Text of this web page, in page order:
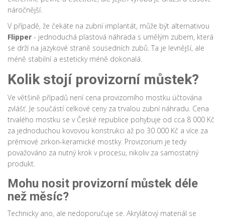
náročnější.
V případě, že čekáte na zubní implantát, může být alternativou
Flipper - jednoduchá plastová náhrada s umělým zubem, která
se drží na jazykové straně sousedních zubů. Ta je levnější, ale
méně stabilní a esteticky méně dokonalá.
Kolik stojí provizorní můstek?
Ve většině případů není cena provizorního mostku účtována
zvlášť. Je součástí celkové ceny za trvalou zubní náhradu. Cena
trvalého mostku se v České republice pohybuje od cca 8 000 Kč
za jednoduchou kovovou konstrukci až po 30 000 Kč a více za
prémiové zirkon-keramické mostky. Provizorium je tedy
považováno za nutný krok v procesu, nikoliv za samostatný
produkt.
Mohu nosit provizorní můstek déle
než měsíc?
Technicky ano, ale nedoporučuje se. Akrylátový materiál se